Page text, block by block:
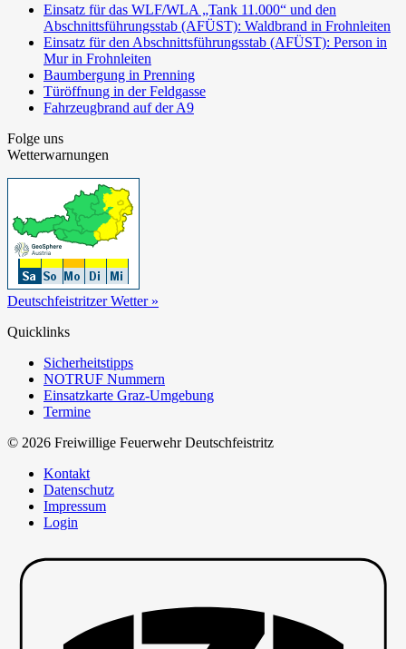
Einsatz für das WLF/WLA „Tank 11.000“ und den
Abschnittsführungsstab (AFÜST): Waldbrand in Frohnleiten
Einsatz für den Abschnittsführungsstab (AFÜST): Person in
Mur in Frohnleiten
Baumbergung in Prenning
Türöffnung in der Feldgasse
Fahrzeugbrand auf der A9
Folge uns
Wetterwarnungen
Deutschfeistritzer Wetter »
Quicklinks
Sicherheitstipps
NOTRUF Nummern
Einsatzkarte Graz-Umgebung
Termine
© 2026 Freiwillige Feuerwehr Deutschfeistritz
Kontakt
Datenschutz
Impressum
Login